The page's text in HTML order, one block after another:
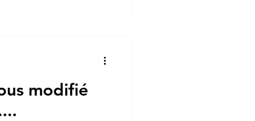
modifié